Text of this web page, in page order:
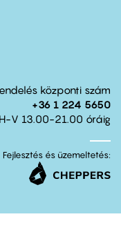
központi szám
+36 1 224 5650
H-V 13.00-21.00 óráig
Fejlesztés és üzemeltetés: